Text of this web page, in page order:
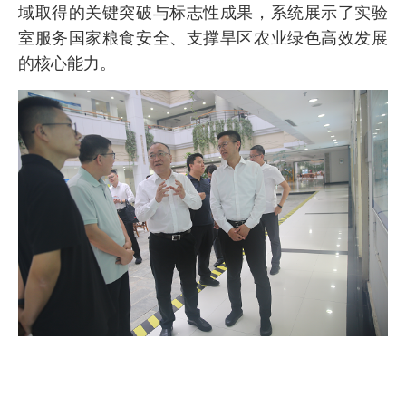
域取得的关键突破与标志性成果，系统展示了实验
室服务国家粮食安全、支撑旱区农业绿色高效发展
的核心能力。